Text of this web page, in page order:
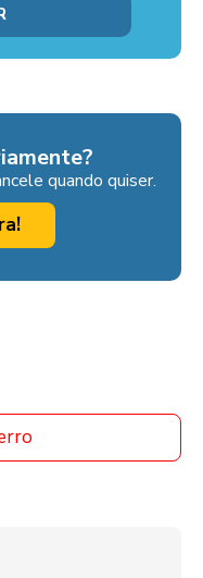
quando quiser.